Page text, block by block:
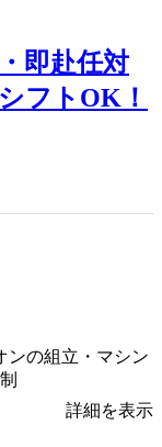
即赴任対
フトOK！
ンの組立・マシン
詳細を表示